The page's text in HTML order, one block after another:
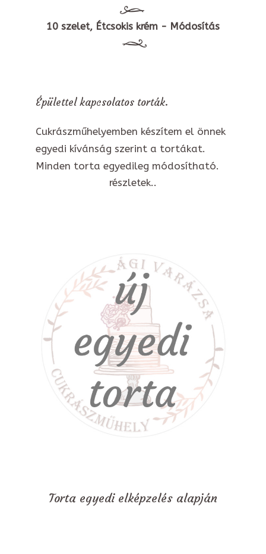
10 szelet, Étcsokis krém - Módosítás
Épülettel kapcsolatos torták.
Cukrászműhelyemben készítem el önnek
egyedi kívánság szerint a tortákat.
Minden torta egyedileg módosítható.
részletek..
Torta egyedi elképzelés alapján